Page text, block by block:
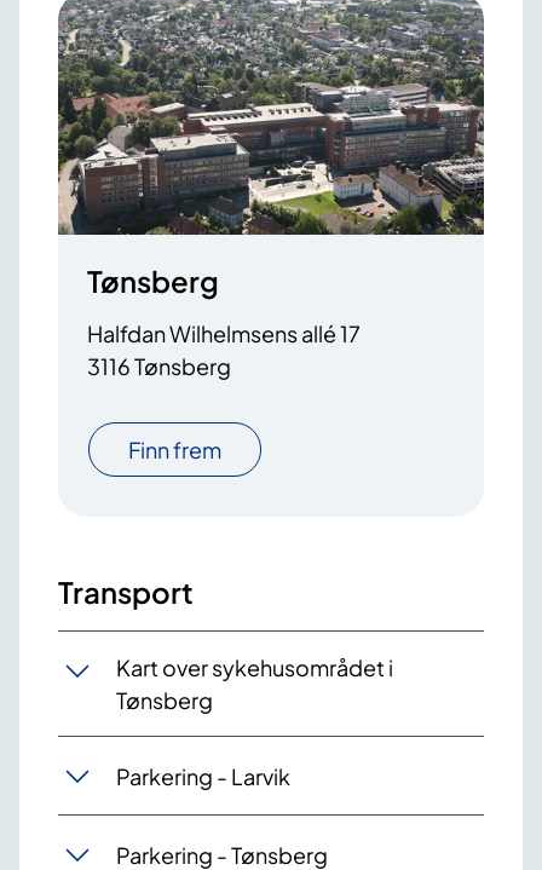
Tønsberg
Halfdan Wilhelmsens allé 17
3116 Tønsberg
Finn frem
Transport
Kart over sykehusområdet i
Tønsberg
Parkering - Larvik
Parkering - Tønsberg